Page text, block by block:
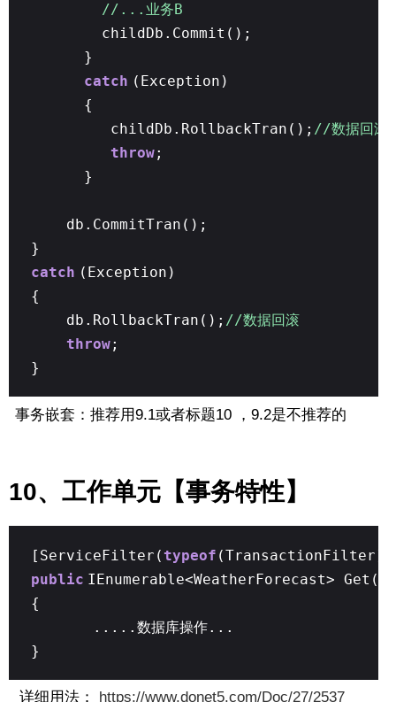
//...业务B
childDb.Commit();
}
catch (Exception)
{
childDb.RollbackTran(); //数据回滚
throw;
}
db.CommitTran();
}
catch (Exception)
{
db.RollbackTran(); //数据回滚
throw;
}
事务嵌套：推荐用9.1或者标题10 ，9.2是不推荐的
10、工作单元【事务特性】
[ServiceFilter(typeof
public IEnumerable<WeatherForecast> Get()
{
.....数据库操作...
}
详细用法： https://www.donet5.com/Doc/27/2537